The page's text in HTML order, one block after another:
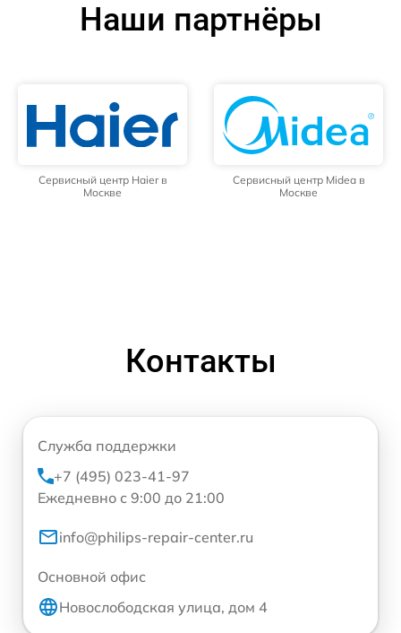
Наши партнёры
Сервисный центр Haier в
Москве
Сервисный центр Midea в
Москве
Контакты
Служба поддержки
+7 (495) 023-41-97
Ежедневно с 9:00 до 21:00
info@philips-repair-center.ru
Основной офис
Новослободская улица, дом 4